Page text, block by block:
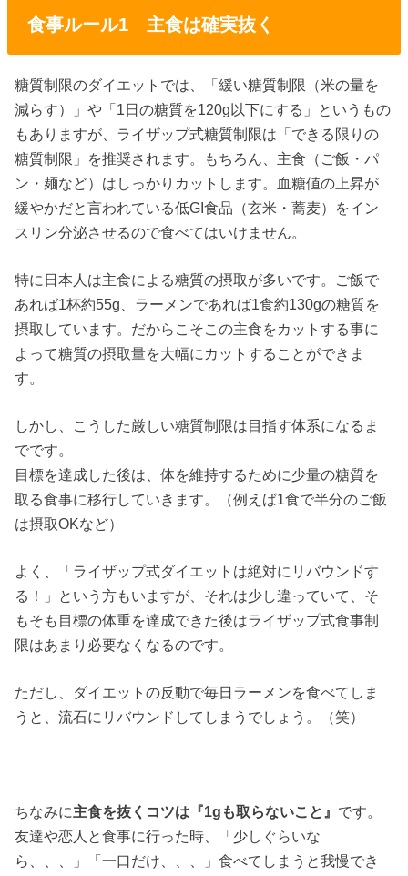
食事ルール1 主食は確実抜く
糖質制限のダイエットでは、「緩い糖質制限（米の量を
減らす）」や「1日の糖質を120g以下にする」というもの
もありますが、ライザップ式糖質制限は「できる限りの
糖質制限」を推奨されます。もちろん、主食（ご飯・パ
ン・麺など）はしっかりカットします。血糖値の上昇が
緩やかだと言われている低GI食品（玄米・蕎麦）をイン
スリン分泌させるので食べてはいけません。
特に日本人は主食による糖質の摂取が多いです。ご飯で
あれば1杯約55g、ラーメンであれば1食約130gの糖質を
摂取しています。だからこそこの主食をカットする事に
よって糖質の摂取量を大幅にカットすることができま
す。
しかし、こうした厳しい糖質制限は目指す体系になるま
でです。
目標を達成した後は、体を維持するために少量の糖質を
取る食事に移行していきます。（例えば1食で半分のご飯
は摂取OKなど）
よく、「ライザップ式ダイエットは絶対にリバウンドす
る！」という方もいますが、それは少し違っていて、そ
もそも目標の体重を達成できた後はライザップ式食事制
限はあまり必要なくなるのです。
ただし、ダイエットの反動で毎日ラーメンを食べてしま
うと、流石にリバウンドしてしまうでしょう。（笑）
ちなみに主食を抜くコツは『1gも取らないこと』 です。
友達や恋人と食事に行った時、「少しぐらいな
ら、、、」「一口だけ、、、」食べてしまうと我慢でき